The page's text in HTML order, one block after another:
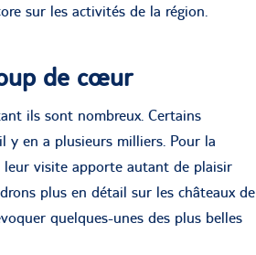
sur les activités de la région.
de cœur
ils sont nombreux. Certains
y en a plusieurs milliers. Pour la
leur visite apporte autant de plaisir
plus en détail sur les châteaux de
quelques-unes des plus belles